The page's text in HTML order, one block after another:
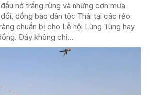
nở trắng rừng và những cơn mưa
đồi, đồng bào dân tộc Thái tại các rẻo
chuẩn bị cho Lễ hội Lùng Tùng hay
Đây không chỉ...